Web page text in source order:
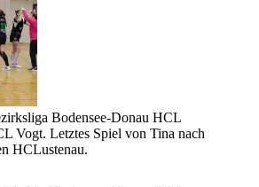
Bodensee-Donau HCL
Vogt. Letztes Spiel von Tina nach
HCLustenau.